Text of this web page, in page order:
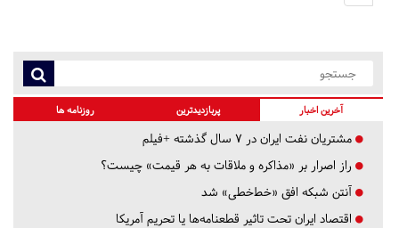
آخرین اخبار پربازدیدترین روزنامه ها
مشتریان نفت ایران در ۷ سال گذشته +فیلم
راز اصرار بر «مذاکره و ملاقات به هر قیمت» چیست؟
آنتن شبکه افق «خط‌خطی» شد
اقتصاد ایران تحت تاثیر قطعنامه‌ها یا تحریم‌ آمریکا